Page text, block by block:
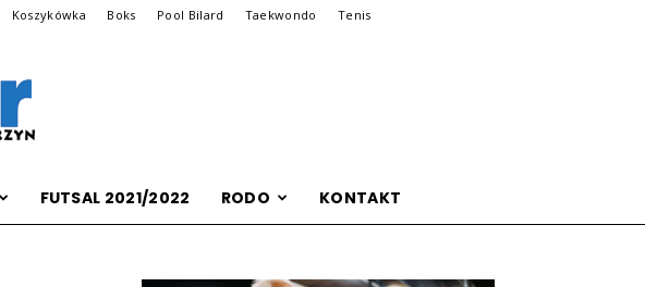
Koszykówka Boks Pool Bilard Taekwondo Tenis
FUTSAL 2021/2022 RODO KONTAKT